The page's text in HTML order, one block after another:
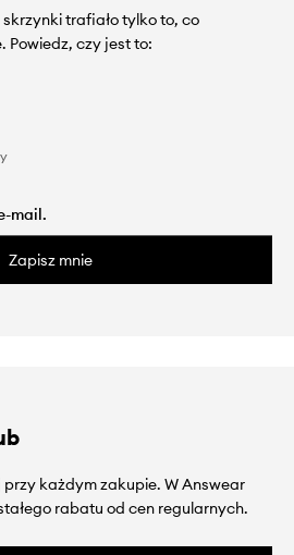
trafiało tylko to, co
Powiedz, czy jest to:
Zapisz mnie
przy każdym zakupie. W Answear
rabatu od cen regularnych.